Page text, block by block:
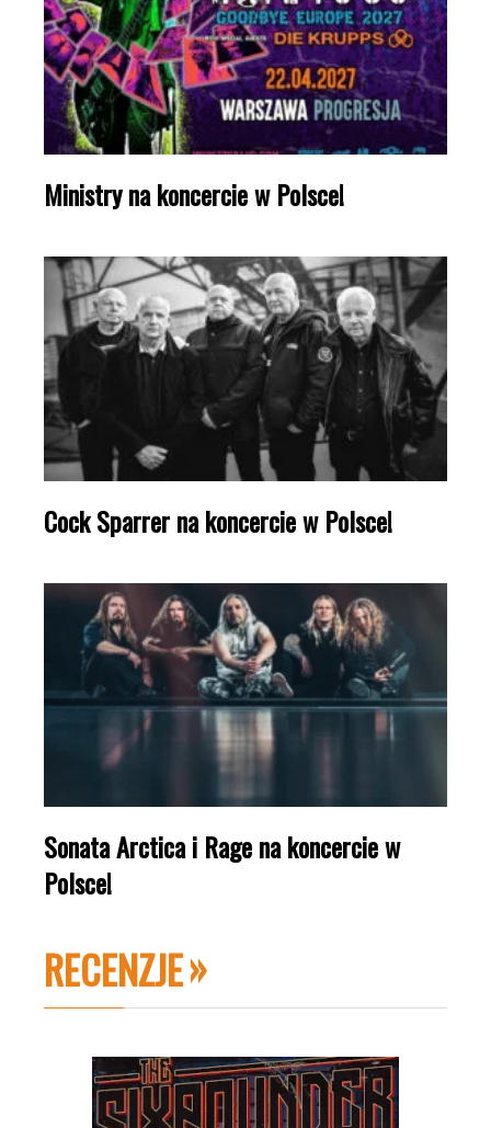
Ministry na koncercie w Polsce!
Cock Sparrer na koncercie w Polsce!
Sonata Arctica i Rage na koncercie w
Polsce!
RECENZJE